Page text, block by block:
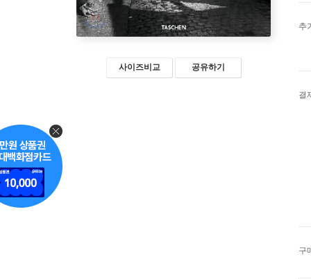
사이즈비교 공유하기
추
결
구